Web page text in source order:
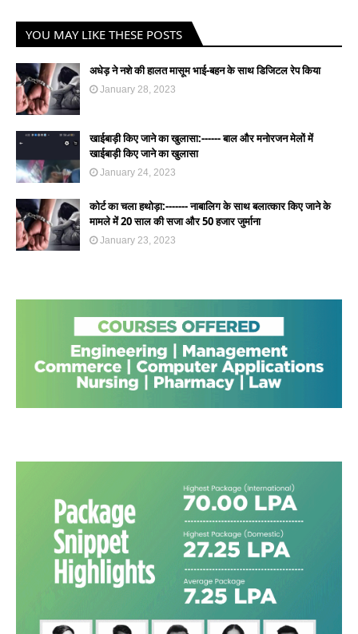
YOU MAY LIKE THESE POSTS
अधेड़ ने नशे की हालत मासूम भाई-बहन के साथ डिजिटल रेप किया
January 28, 2023
खाईबाड़ी किए जाने का खुलासा:------ बाल और मनोरजन मेलों में
खाईबाड़ी किए जाने का खुलासा
January 24, 2023
कोर्ट का चला हथोड़ा:------- नाबालिग के साथ बलात्कार किए जाने के
मामले में 20 साल की सजा और 50 हजार जुर्माना
January 23, 2023